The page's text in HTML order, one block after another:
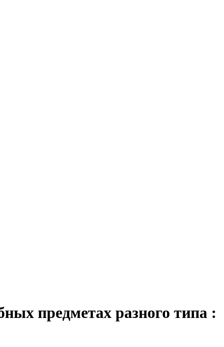
предметах разного типа :